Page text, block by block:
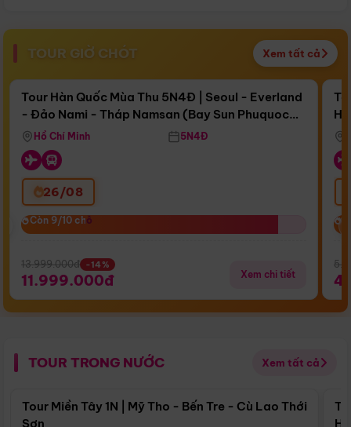
TOUR GIỜ CHÓT Xem tất cả
Còn16 ngày 16:47:43
Bay Sun Phuquoc Airways
Điểm nổi bật
Tour Hàn Quốc Mùa Thu 5N4Đ | Seoul - Everland
- Đảo Nami - Tháp Namsan (Bay Sun Phuquoc
Airways)
Hồ Chí Minh 5N4Đ
26/08
Còn 9/10 chỗ
Còn 9/10 chỗ
13.999.000đ -14%
11.999.000đ Xem chi tiết
TOUR TRONG NƯỚC Xem tất cả
Điểm nổi bật
Tour Miền Tây 1N | Mỹ Tho - Bến Tre - Cù Lao Thới
Sơn